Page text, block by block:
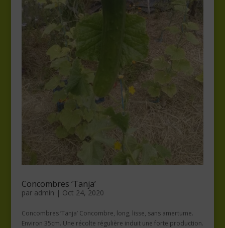
Concombres ‘Tanja’
par admin | Oct 24, 2020
Concombres ‘Tanja’ Concombre, long, lisse, sans amertume.
Environ 35cm. Une récolte régulière induit une forte production.